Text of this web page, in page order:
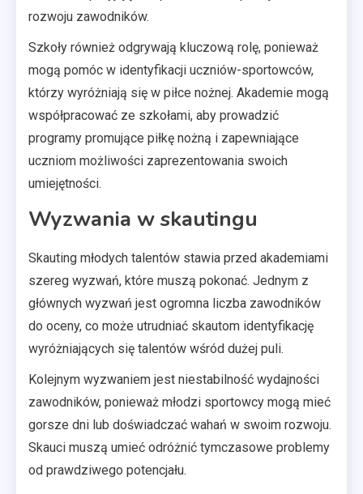
rozwoju zawodników.
Szkoły również odgrywają kluczową rolę, ponieważ
mogą pomóc w identyfikacji uczniów-sportowców,
którzy wyróżniają się w piłce nożnej. Akademie mogą
współpracować ze szkołami, aby prowadzić
programy promujące piłkę nożną i zapewniające
uczniom możliwości zaprezentowania swoich
umiejętności.
Wyzwania w skautingu
Skauting młodych talentów stawia przed akademiami
szereg wyzwań, które muszą pokonać. Jednym z
głównych wyzwań jest ogromna liczba zawodników
do oceny, co może utrudniać skautom identyfikację
wyróżniających się talentów wśród dużej puli.
Kolejnym wyzwaniem jest niestabilność wydajności
zawodników, ponieważ młodzi sportowcy mogą mieć
gorsze dni lub doświadczać wahań w swoim rozwoju.
Skauci muszą umieć odróżnić tymczasowe problemy
od prawdziwego potencjału.